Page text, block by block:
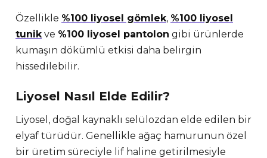
Özellikle %100 liyosel gömlek, %100 liyosel
tunik ve %100 liyosel pantolon gibi ürünlerde
kumaşın dökümlü etkisi daha belirgin
hissedilebilir.
Liyosel Nasıl Elde Edilir?
Liyosel, doğal kaynaklı selülozdan elde edilen bir
elyaf türüdür. Genellikle ağaç hamurunun özel
bir üretim süreciyle lif haline getirilmesiyle